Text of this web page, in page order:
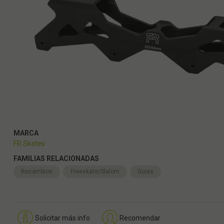
MARCA
FR Skates
FAMILIAS RELACIONADAS
Recambios Freeskate/Slalom Guias
Solicitar más info Recomendar